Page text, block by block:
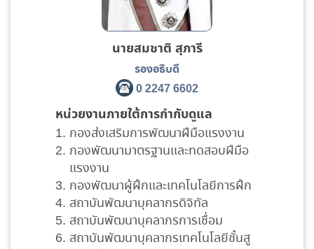
นายสมชาติ สุภารี
รองอธิบดี
0 2247 6602
หน่วยงานภายใต้การกำกับดูแล
กองส่งเสริมการพัฒนาฝีมือแรงงาน
กองพัฒนามาตรฐานและทดสอบฝีมือ
แรงงาน
กองพัฒนาผู้ฝึกและเทคโนโลยีการฝึก
สถาบันพัฒนาบุคลากรดิจิทัล
สถาบันพัฒนาบุคลากรการเชื่อม
สถาบันพัฒนาบุคลากรเทคโนโลยีชั้นสู